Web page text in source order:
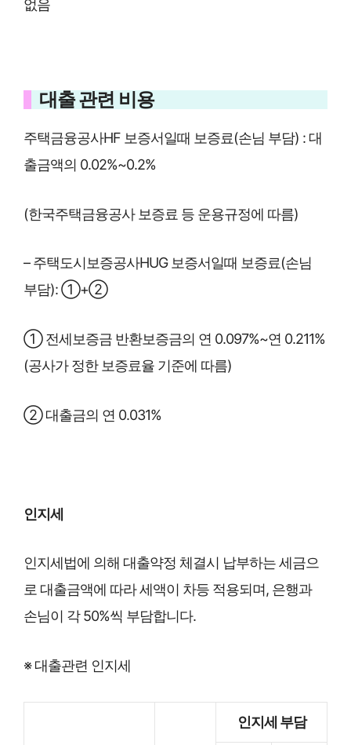
없음
대출 관련 비용
주택금융공사HF 보증서일때 보증료(손님 부담) : 대
출금액의 0.02%~0.2%
(한국주택금융공사 보증료 등 운용규정에 따름)
– 주택도시보증공사HUG 보증서일때 보증료(손님
부담): ①+②
① 전세보증금 반환보증금의 연 0.097%~연 0.211%
(공사가 정한 보증료율 기준에 따름)
② 대출금의 연 0.031%
인지세
인지세법에 의해 대출약정 체결시 납부하는 세금으
로 대출금액에 따라 세액이 차등 적용되며, 은행과
손님이 각 50%씩 부담합니다.
※ 대출관련 인지세
인지세 부담